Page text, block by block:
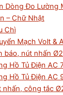
Dòng Đo Lường
– Chữ Nhật
Chì
Mạch Volt &
báo, nút nhấn
Hồ Tủ Điện AC
Hồ Tủ Điện AC
nhấn, công tắc